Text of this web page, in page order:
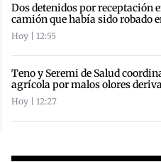
Dos detenidos por receptación
camión que había sido robado
Hoy | 12:55
Teno y Seremi de Salud
agrícola por malos olores
Hoy | 12:27